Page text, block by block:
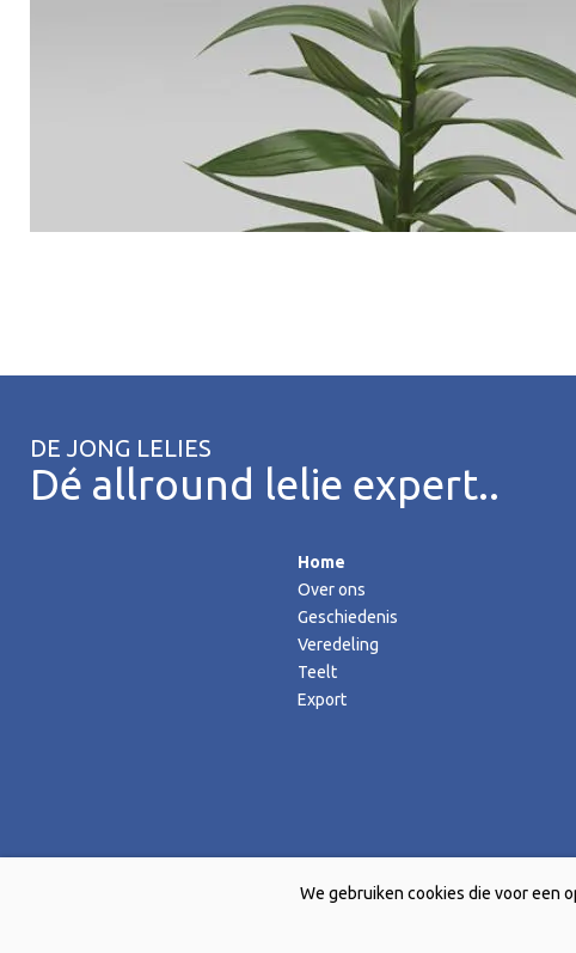
DE JONG LELIES
Dé allround lelie expert..
Home
Over ons
Geschiedenis
Veredeling
Teelt
Export
We gebruiken cookies die voor een